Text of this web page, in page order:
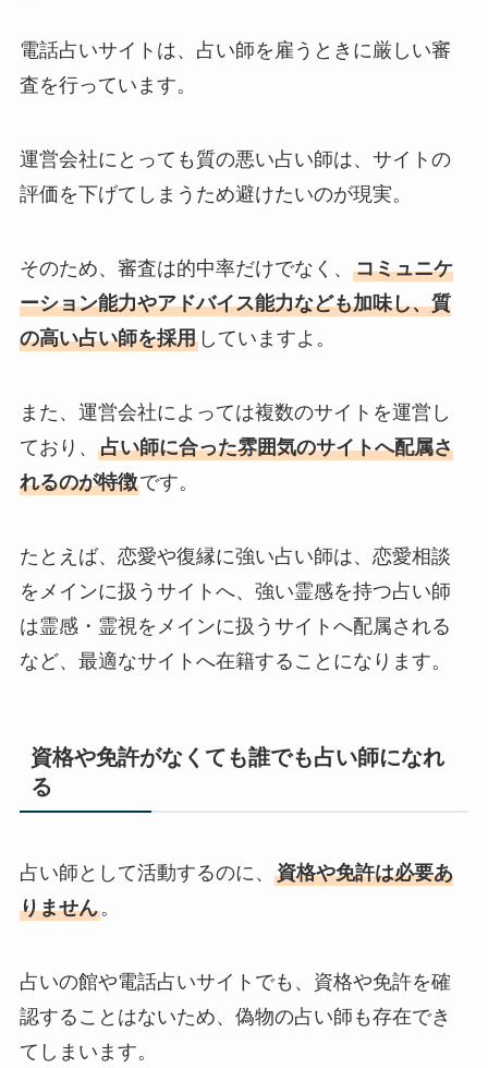
電話占いサイトは、占い師を雇うときに厳しい審
査を行っています。
運営会社にとっても質の悪い占い師は、サイトの
評価を下げてしまうため避けたいのが現実。
そのため、審査は的中率だけでなく、 コミュニケ
ーション能力やアドバイス能力なども加味し、質
の高い占い師を採用していますよ。
また、運営会社によっては複数のサイトを運営し
ており、 占い師に合った雰囲気のサイトへ配属さ
れるのが特徴です。
たとえば、恋愛や復縁に強い占い師は、恋愛相談
をメインに扱うサイトへ、強い霊感を持つ占い師
は霊感・霊視をメインに扱うサイトへ配属される
など、最適なサイトへ在籍することになります。
資格や免許がなくても誰でも占い師になれ
る
占い師として活動するのに、 資格や免許は必要あ
りません。
占いの館や電話占いサイトでも、資格や免許を確
認することはないため、偽物の占い師も存在でき
てしまいます。